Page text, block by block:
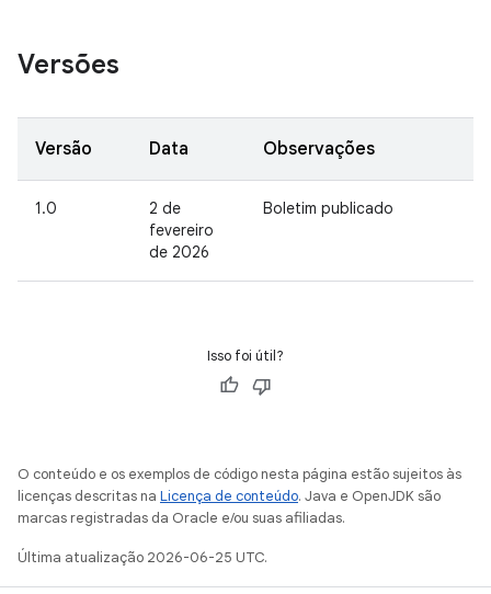
Versões
Versão Data Observações
1.0
2 de
fevereiro
de 2026
Boletim publicado
Isso foi útil?
O conteúdo e os exemplos de código nesta página estão sujeitos às
licenças descritas na Licença de conteúdo. Java e OpenJDK são
marcas registradas da Oracle e/ou suas afiliadas.
Última atualização 2026-06-25 UTC.